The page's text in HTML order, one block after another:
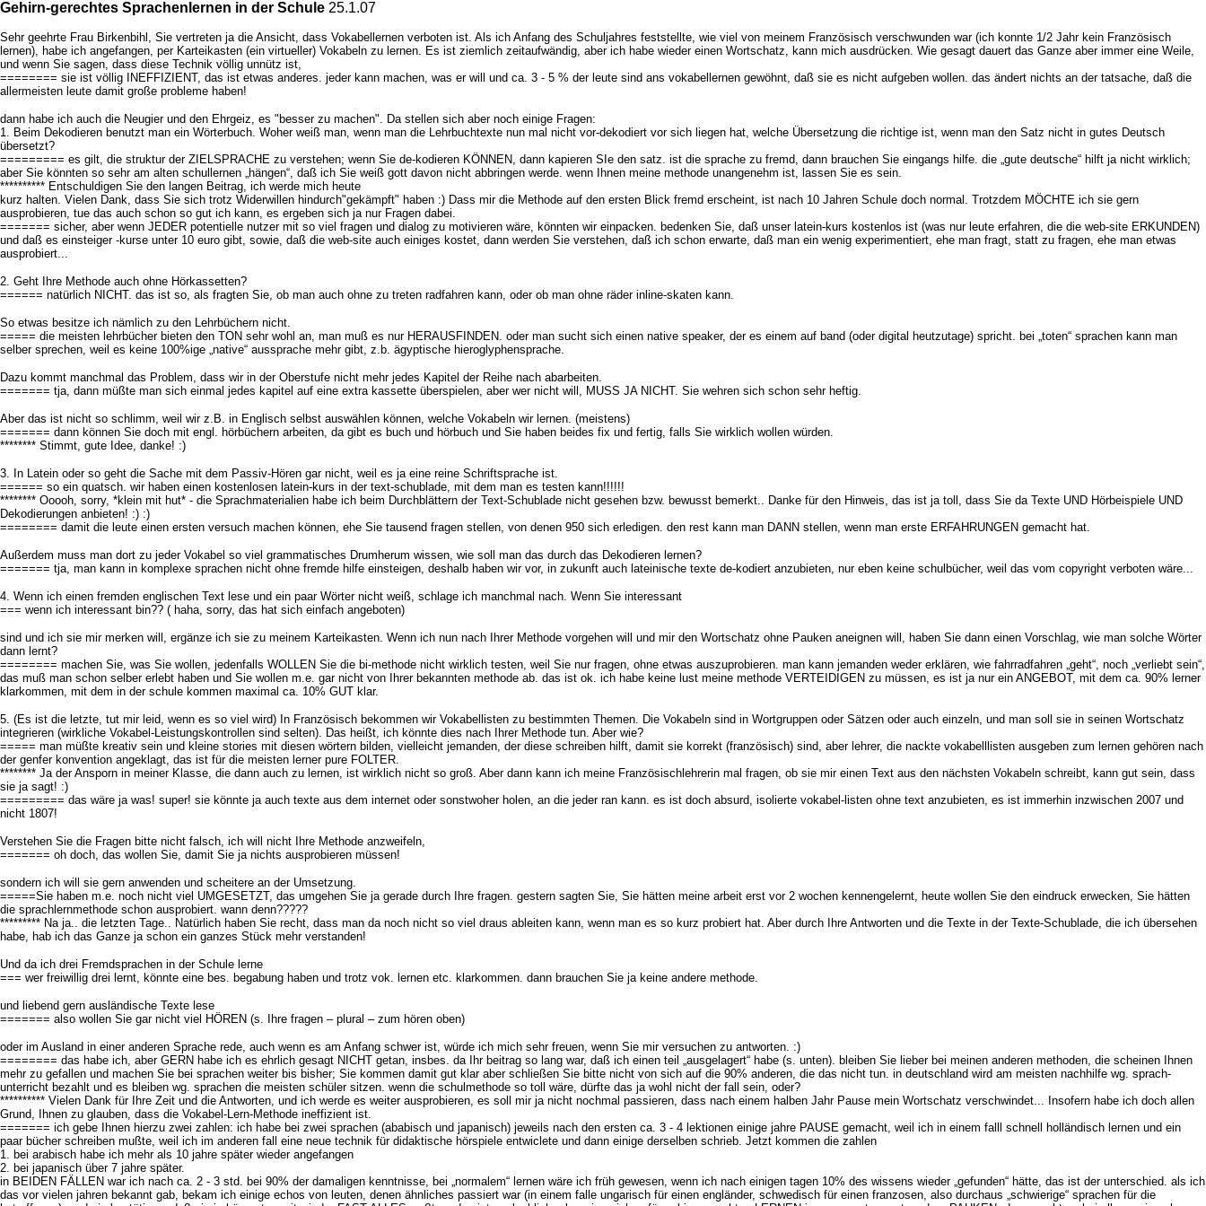
Gehirn-gerechtes Sprachenlernen in der Schule 25.1.07
Sehr geehrte Frau Birkenbihl, Sie vertreten ja die Ansicht, dass Vokabellernen verboten ist. Als ich Anfang des Schuljahres feststellte, wie viel von meinem Französisch verschwunden war (ich konnte 1/2 Jahr kein Französisch
lernen), habe ich angefangen, per Karteikasten (ein virtueller) Vokabeln zu lernen. Es ist ziemlich zeitaufwändig, aber ich habe wieder einen Wortschatz, kann mich ausdrücken. Wie gesagt dauert das Ganze aber immer eine Weile,
und wenn Sie sagen, dass diese Technik völlig unnütz ist,
======== sie ist völlig INEFFIZIENT, das ist etwas anderes. jeder kann machen, was er will und ca. 3 - 5 % der leute sind ans vokabellernen gewöhnt, daß sie es nicht aufgeben wollen. das ändert nichts an der tatsache, daß die
allermeisten leute damit große probleme haben!
dann habe ich auch die Neugier und den Ehrgeiz, es "besser zu machen". Da stellen sich aber noch einige Fragen:
1. Beim Dekodieren benutzt man ein Wörterbuch. Woher weiß man, wenn man die Lehrbuchtexte nun mal nicht vor-dekodiert vor sich liegen hat, welche Übersetzung die richtige ist, wenn man den Satz nicht in gutes Deutsch
übersetzt?
========= es gilt, die struktur der ZIELSPRACHE zu verstehen; wenn Sie de-kodieren KÖNNEN, dann kapieren SIe den satz. ist die sprache zu fremd, dann brauchen Sie eingangs hilfe. die „gute deutsche“ hilft ja nicht wirklich;
aber Sie könnten so sehr am alten schullernen „hängen“, daß ich Sie weiß gott davon nicht abbringen werde. wenn Ihnen meine methode unangenehm ist, lassen Sie es sein.
********** Entschuldigen Sie den langen Beitrag, ich werde mich heute
kurz halten. Vielen Dank, dass Sie sich trotz Widerwillen hindurch"gekämpft" haben :) Dass mir die Methode auf den ersten Blick fremd erscheint, ist nach 10 Jahren Schule doch normal. Trotzdem MÖCHTE ich sie gern
ausprobieren, tue das auch schon so gut ich kann, es ergeben sich ja nur Fragen dabei.
======= sicher, aber wenn JEDER potentielle nutzer mit so viel fragen und dialog zu motivieren wäre, könnten wir einpacken. bedenken Sie, daß unser latein-kurs kostenlos ist (was nur leute erfahren, die die web-site ERKUNDEN)
und daß es einsteiger -kurse unter 10 euro gibt, sowie, daß die web-site auch einiges kostet, dann werden Sie verstehen, daß ich schon erwarte, daß man ein wenig experimentiert, ehe man fragt, statt zu fragen, ehe man etwas
ausprobiert...
2. Geht Ihre Methode auch ohne Hörkassetten?
====== natürlich NICHT. das ist so, als fragten Sie, ob man auch ohne zu treten radfahren kann, oder ob man ohne räder inline-skaten kann.
So etwas besitze ich nämlich zu den Lehrbüchern nicht.
===== die meisten lehrbücher bieten den TON sehr wohl an, man muß es nur HERAUSFINDEN. oder man sucht sich einen native speaker, der es einem auf band (oder digital heutzutage) spricht. bei „toten“ sprachen kann man
selber sprechen, weil es keine 100%ige „native“ aussprache mehr gibt, z.b. ägyptische hieroglyphensprache.
Dazu kommt manchmal das Problem, dass wir in der Oberstufe nicht mehr jedes Kapitel der Reihe nach abarbeiten.
======= tja, dann müßte man sich einmal jedes kapitel auf eine extra kassette überspielen, aber wer nicht will, MUSS JA NICHT. Sie wehren sich schon sehr heftig.
Aber das ist nicht so schlimm, weil wir z.B. in Englisch selbst auswählen können, welche Vokabeln wir lernen. (meistens)
======= dann können Sie doch mit engl. hörbüchern arbeiten, da gibt es buch und hörbuch und Sie haben beides fix und fertig, falls Sie wirklich wollen würden.
******** Stimmt, gute Idee, danke! :)
3. In Latein oder so geht die Sache mit dem Passiv-Hören gar nicht, weil es ja eine reine Schriftsprache ist.
====== so ein quatsch. wir haben einen kostenlosen latein-kurs in der text-schublade, mit dem man es testen kann!!!!!!
******** Ooooh, sorry, *klein mit hut* - die Sprachmaterialien habe ich beim Durchblättern der Text-Schublade nicht gesehen bzw. bewusst bemerkt.. Danke für den Hinweis, das ist ja toll, dass Sie da Texte UND Hörbeispiele UND
Dekodierungen anbieten! :) :)
======== damit die leute einen ersten versuch machen können, ehe Sie tausend fragen stellen, von denen 950 sich erledigen. den rest kann man DANN stellen, wenn man erste ERFAHRUNGEN gemacht hat.
Außerdem muss man dort zu jeder Vokabel so viel grammatisches Drumherum wissen, wie soll man das durch das Dekodieren lernen?
======= tja, man kann in komplexe sprachen nicht ohne fremde hilfe einsteigen, deshalb haben wir vor, in zukunft auch lateinische texte de-kodiert anzubieten, nur eben keine schulbücher, weil das vom copyright verboten wäre...
4. Wenn ich einen fremden englischen Text lese und ein paar Wörter nicht weiß, schlage ich manchmal nach. Wenn Sie interessant
=== wenn ich interessant bin?? ( haha, sorry, das hat sich einfach angeboten)
sind und ich sie mir merken will, ergänze ich sie zu meinem Karteikasten. Wenn ich nun nach Ihrer Methode vorgehen will und mir den Wortschatz ohne Pauken aneignen will, haben Sie dann einen Vorschlag, wie man solche Wörter
dann lernt?
======== machen Sie, was Sie wollen, jedenfalls WOLLEN Sie die bi-methode nicht wirklich testen, weil Sie nur fragen, ohne etwas auszuprobieren. man kann jemanden weder erklären, wie fahrradfahren „geht“, noch „verliebt sein“,
das muß man schon selber erlebt haben und Sie wollen m.e. gar nicht von Ihrer bekannten methode ab. das ist ok. ich habe keine lust meine methode VERTEIDIGEN zu müssen, es ist ja nur ein ANGEBOT, mit dem ca. 90% lerner
klarkommen, mit dem in der schule kommen maximal ca. 10% GUT klar.
5. (Es ist die letzte, tut mir leid, wenn es so viel wird) In Französisch bekommen wir Vokabellisten zu bestimmten Themen. Die Vokabeln sind in Wortgruppen oder Sätzen oder auch einzeln, und man soll sie in seinen Wortschatz
integrieren (wirkliche Vokabel-Leistungskontrollen sind selten). Das heißt, ich könnte dies nach Ihrer Methode tun. Aber wie?
===== man müßte kreativ sein und kleine stories mit diesen wörtern bilden, vielleicht jemanden, der diese schreiben hilft, damit sie korrekt (französisch) sind, aber lehrer, die nackte vokabelllisten ausgeben zum lernen gehören nach
der genfer konvention angeklagt, das ist für die meisten lerner pure FOLTER.
******** Ja der Ansporn in meiner Klasse, die dann auch zu lernen, ist wirklich nicht so groß. Aber dann kann ich meine Französischlehrerin mal fragen, ob sie mir einen Text aus den nächsten Vokabeln schreibt, kann gut sein, dass
sie ja sagt! :)
========= das wäre ja was! super! sie könnte ja auch texte aus dem internet oder sonstwoher holen, an die jeder ran kann. es ist doch absurd, isolierte vokabel-listen ohne text anzubieten, es ist immerhin inzwischen 2007 und
nicht 1807!
Verstehen Sie die Fragen bitte nicht falsch, ich will nicht Ihre Methode anzweifeln,
======= oh doch, das wollen Sie, damit Sie ja nichts ausprobieren müssen!
sondern ich will sie gern anwenden und scheitere an der Umsetzung.
=====Sie haben m.e. noch nicht viel UMGESETZT, das umgehen Sie ja gerade durch Ihre fragen. gestern sagten Sie, Sie hätten meine arbeit erst vor 2 wochen kennengelernt, heute wollen Sie den eindruck erwecken, Sie hätten
die sprachlernmethode schon ausprobiert. wann denn?????
********* Na ja.. die letzten Tage.. Natürlich haben Sie recht, dass man da noch nicht so viel draus ableiten kann, wenn man es so kurz probiert hat. Aber durch Ihre Antworten und die Texte in der Texte-Schublade, die ich übersehen
habe, hab ich das Ganze ja schon ein ganzes Stück mehr verstanden!
Und da ich drei Fremdsprachen in der Schule lerne
=== wer freiwillig drei lernt, könnte eine bes. begabung haben und trotz vok. lernen etc. klarkommen. dann brauchen Sie ja keine andere methode.
und liebend gern ausländische Texte lese
======= also wollen Sie gar nicht viel HÖREN (s. Ihre fragen – plural – zum hören oben)
oder im Ausland in einer anderen Sprache rede, auch wenn es am Anfang schwer ist, würde ich mich sehr freuen, wenn Sie mir versuchen zu antworten. :)
======== das habe ich, aber GERN habe ich es ehrlich gesagt NICHT getan, insbes. da Ihr beitrag so lang war, daß ich einen teil „ausgelagert“ habe (s. unten). bleiben Sie lieber bei meinen anderen methoden, die scheinen Ihnen
mehr zu gefallen und machen Sie bei sprachen weiter bis bisher; Sie kommen damit gut klar aber schließen Sie bitte nicht von sich auf die 90% anderen, die das nicht tun. in deutschland wird am meisten nachhilfe wg. sprach-
unterricht bezahlt und es bleiben wg. sprachen die meisten schüler sitzen. wenn die schulmethode so toll wäre, dürfte das ja wohl nicht der fall sein, oder?
********** Vielen Dank für Ihre Zeit und die Antworten, und ich werde es weiter ausprobieren, es soll mir ja nicht nochmal passieren, dass nach einem halben Jahr Pause mein Wortschatz verschwindet... Insofern habe ich doch allen
Grund, Ihnen zu glauben, dass die Vokabel-Lern-Methode ineffizient ist.
======= ich gebe Ihnen hierzu zwei zahlen: ich habe bei zwei sprachen (ababisch und japanisch) jeweils nach den ersten ca. 3 - 4 lektionen einige jahre PAUSE gemacht, weil ich in einem falll schnell holländisch lernen und ein
paar bücher schreiben mußte, weil ich im anderen fall eine neue technik für didaktische hörspiele entwiclete und dann einige derselben schrieb. Jetzt kommen die zahlen
1. bei arabisch habe ich mehr als 10 jahre später wieder angefangen
2. bei japanisch über 7 jahre später.
in BEIDEN FÄLLEN war ich nach ca. 2 - 3 std. bei 90% der damaligen kenntnisse, bei „normalem“ lernen wäre ich früh gewesen, wenn ich nach einigen tagen 10% des wissens wieder „gefunden“ hätte, das ist der unterschied. als ich
das vor vielen jahren bekannt gab, bekam ich einige echos von leuten, denen ähnliches passiert war (in einem falle ungarisch für einen engländer, schwedisch für einen franzosen, also durchaus „schwierige“ sprachen für die